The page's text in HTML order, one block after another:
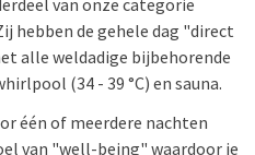
van onze categorie
hebben de gehele dag "direct
alle weldadige bijbehorende
(34 - 39 °C) en sauna.
één of meerdere nachten
van "well-being" waardoor je